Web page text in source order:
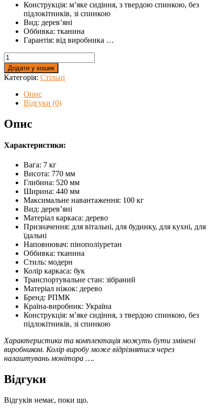
Конструкція: м’яке сидіння, з твердою спинкою, без
підлокітників, зі спинкою
Вид: дерев’яні
Оббивка: тканина
Гарантія: від виробника …
Стілець
обідній
РПМК
Іску
Віктор
кількість
Додати у кошик
Категорія: Стільці
Опис
Відгуки (0)
Опис
Характеристики:
Вага: 7 кг
Висота: 770 мм
Глибина: 520 мм
Ширина: 440 мм
Максимальне навантаження: 100 кг
Вид: дерев’яні
Матеріал каркаса: дерево
Призначення: для вітальні, для будинку, для кухні, для
їдальні
Наповнювач: пінополіуретан
Оббивка: тканина
Стиль: модерн
Колір каркаса: бук
Транспортувальне стан: зібраний
Матеріал ніжок: дерево
Бренд: РПМК
Країна-виробник: Україна
Конструкція: м’яке сидіння, з твердою спинкою, без
підлокітників, зі спинкою
Характеристики та комплектація можуть бути змінені
виробником. Колір виробу може відрізнятися через
налаштувань монітора ….
Відгуки
Відгуків немає, поки що.